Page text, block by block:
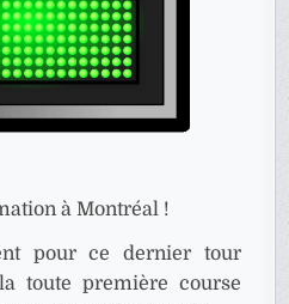
à Montréal !
pour ce dernier tour
toute première course